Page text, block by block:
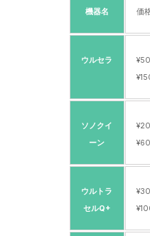
機器名 価
ウルセラ
ソノクイ
ーン
ウルトラ
セルQ+